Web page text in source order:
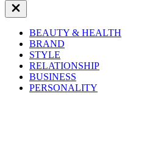
Close
Off
BEAUTY & HEALTH
BRAND
STYLE
RELATIONSHIP
BUSINESS
PERSONALITY